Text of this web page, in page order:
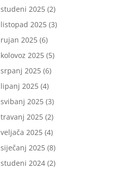
studeni 2025 (2)
listopad 2025 (3)
rujan 2025 (6)
kolovoz 2025 (5)
srpanj 2025 (6)
lipanj 2025 (4)
svibanj 2025 (3)
travanj 2025 (2)
veljača 2025 (4)
siječanj 2025 (8)
studeni 2024 (2)